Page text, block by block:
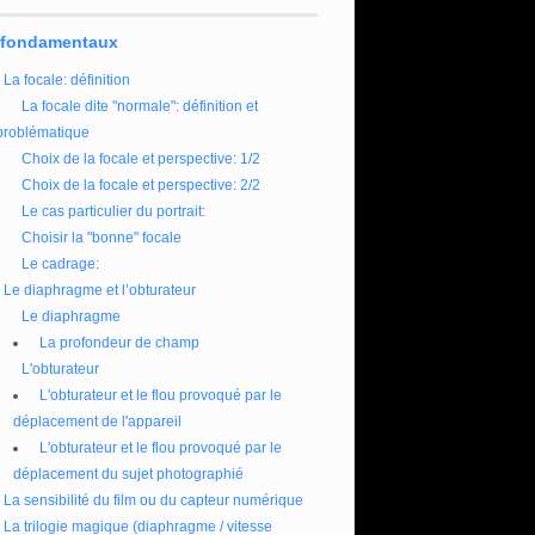
La focale: définition
La focale dite "normale": définition et
Choix de la focale et perspective: 1/2
Choix de la focale et perspective: 2/2
Le cas particulier du portrait:
Choisir la "bonne" focale
Le cadrage:
Le diaphragme et l’obturateur
Le diaphragme
La profondeur de champ
L'obturateur
L'obturateur et le flou provoqué par le
déplacement de l'appareil
L'obturateur et le flou provoqué par le
déplacement du sujet photographié
La sensibilité du film ou du capteur numérique
La trilogie magique (diaphragme / vitesse